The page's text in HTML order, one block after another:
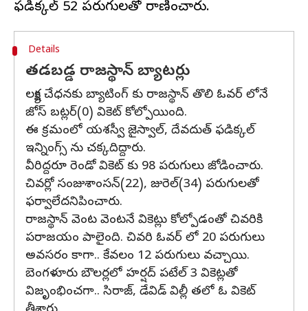
Details
తడబడ్డ రాజస్థాన్ బ్యాటర్లు
లక్ష్య చేధనకు బ్యాటింగ్ కు రాజస్థాన్ తొలి ఓవర్ లోనే
జోస్ బట్లర్(0) వికెట్ కోల్పోయింది.
ఈ క్రమంలో యశస్వీ జైస్వాల్, దేవదుత్ ఫడిక్కల్
ఇన్నింగ్స్ ను చక్కదిద్దారు.
వీరిద్దరూ రెండో వికెట్ కు 98 పరుగులు జోడించారు.
చివర్లో సంజుశాంసన్(22), జురెల్(34) పరుగులతో
ఫర్వాలేదనిపించారు.
రాజస్థాన్ వెంట వెంటనే వికెట్లు కోల్పోడంతో చివరికి
పరాజయం పాలైంది. చివరి ఓవర్ లో 20 పరుగులు
అవసరం కాగా.. కేవలం 12 పరుగులు వచ్చాయి.
బెంగళూరు బౌలర్లలో హర్షద్ పటేల్ 3 వికెట్లతో
విజృంభించగా.. సిరాజ్, డేవిడ్ విల్లీ తలో ఓ వికెట్